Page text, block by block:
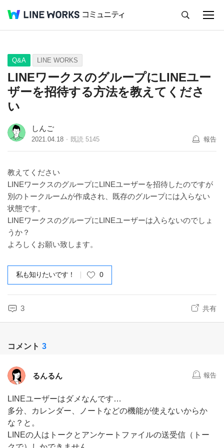
Q&A Tips Ideas
Q&A LINE WORKS
LINEワークスのグループにLINEユー
ザーを招待する方法を教えてくださ
い
しんご
2021.04.18 既読 5145 報告
教えてください
LINEワークスのグループにLINEユーザーを招待したのですが
別のトークルームが作成され、既存のグループには入らない
状態です。
LINEワークスのグループにLINEユーザーは入らないのでしょ
うか？
よろしくお願い致します。
私も知りたいです！ 0
3 共有
コメント 3
るんるん 報告
LINEユーザーはダメなんです…
多分、カレンダー、ノートなどの機能が使えないからか
な？と。
LINEの人はトークとアンケートファイルの送受信（トー